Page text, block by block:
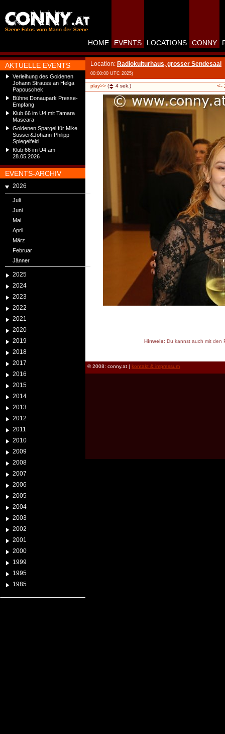
AKTUELLE EVENTS
Verleihung des Goldenen
Johann Strauss an Helga
Papouschek
Bühne Donaupark Presse-
Empfang
Klub 66 im U4 mit Tamara
Mascara
Goldenen Spargel für Mike
Süsser&Johann-Philipp
Spiegelfeld
Klub 66 im U4 am
28.05.2026
EVENTS-ARCHIV
2026
Juli
Juni
Mai
April
März
Februar
Jänner
2025
2024
2023
2022
2021
2020
2019
2018
2017
2016
2015
2014
2013
2012
2011
2010
2009
2008
2007
2006
2005
2004
2003
2002
2001
2000
1999
1995
1985
HOME EVENTS LOCATIONS CONNY
Location: Radiokulturhaus, grosser Sendesaal
00:00:00 UTC 2025)
play>> ( 4 sek.) <-
Hinweis:Du kannst auch mit den
© 2008: conny.at | kontakt & impressum